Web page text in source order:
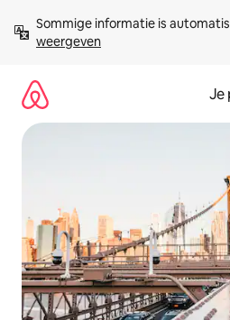
direct
naar
Sommige informatie is
weergeven
Je